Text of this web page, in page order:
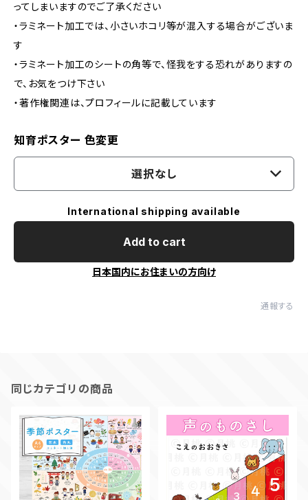
ってしまいますのでご了承ください
・ラミネート加工では、小さいホコリ等が混入する場合がございま
す
・ラミネート加工のシートの角等で、怪我をする恐れがありますの
で、お気をつけ下さい
・著作権関連は、プロフィールに記載しています
知育ポスター 色変更
選択なし
International shipping available
Add to cart
日本国内にお住まいの方向け
通報する
同じカテゴリの商品